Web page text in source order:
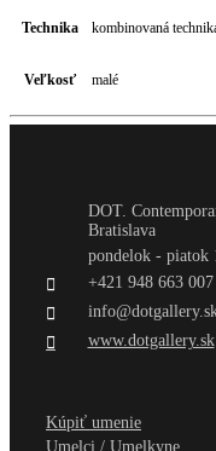
Technika kombinovaná
Veľkosť malé
DOT.
Bratislava
pondelok - piatok
+421 948 663 007
www.dotgallery.sk
Kúpiť umenie
Umelci / Umelkyne